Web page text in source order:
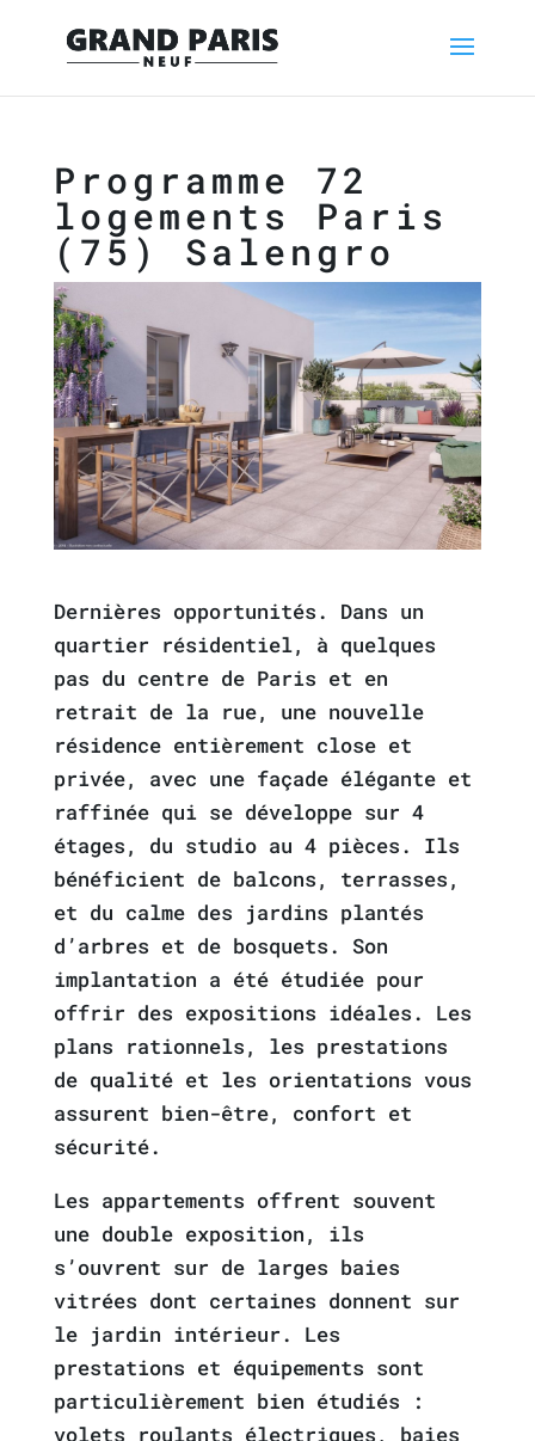
Programme 72
logements Paris
(75) Salengro
Dernières opportunités. Dans un
quartier résidentiel, à quelques
pas du centre de Paris et en
retrait de la rue, une nouvelle
résidence entièrement close et
privée, avec une façade élégante et
raffinée qui se développe sur 4
étages, du studio au 4 pièces. Ils
bénéficient de balcons, terrasses,
et du calme des jardins plantés
d’arbres et de bosquets. Son
implantation a été étudiée pour
offrir des expositions idéales. Les
plans rationnels, les prestations
de qualité et les orientations vous
assurent bien-être, confort et
sécurité.
Les appartements offrent souvent
une double exposition, ils
s’ouvrent sur de larges baies
vitrées dont certaines donnent sur
le jardin intérieur. Les
prestations et équipements sont
particulièrement bien étudiés :
volets roulants électriques, baies